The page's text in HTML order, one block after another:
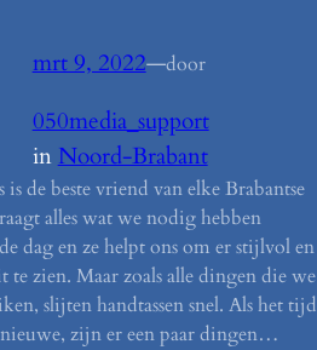
mrt 9, 2022—door
050media_support
inNoord-Brabant
is de beste vriend van elke Brabantse
alles wat we nodig hebben
dag en ze helpt ons om er stijlvol en
te zien. Maar zoals alle dingen die we
slijten handtassen snel. Als het tijd
zijn er een paar dingen…